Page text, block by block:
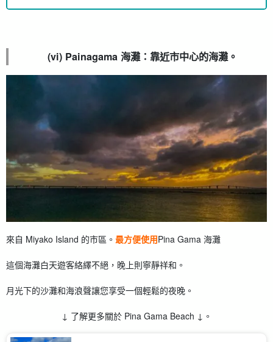
(vi) Painagama 海灘：靠近市中心的海灘。
來自 Miyako Island 的市區。 最方便使用Pina Gama 海灘
這個海灘白天遊客絡繹不絕，晚上則寧靜祥和。
月光下的沙灘和海浪聲讓您享受一個輕鬆的夜晚。
↓ 了解更多關於 Pina Gama Beach ↓。